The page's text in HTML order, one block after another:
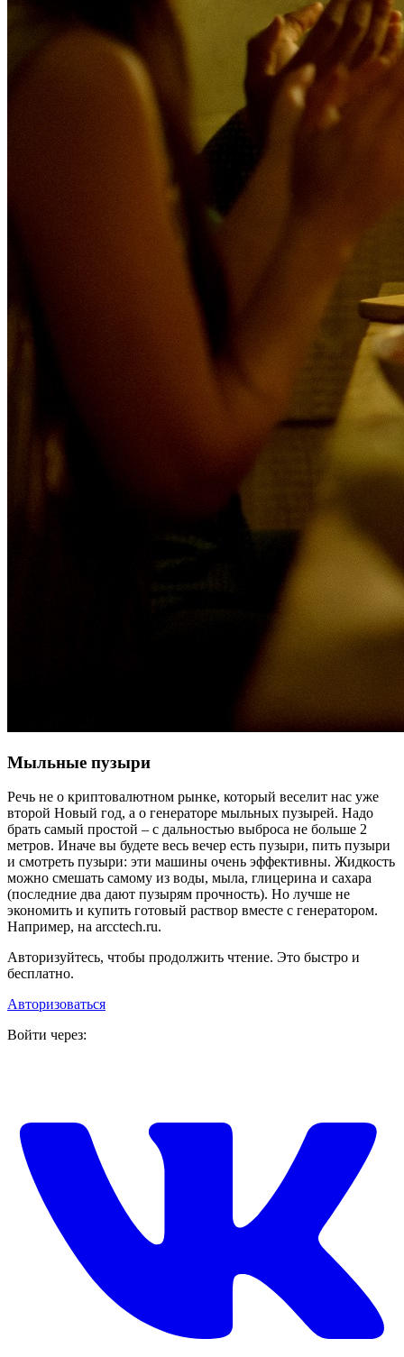
Мыльные пузыри
Речь не о криптовалютном рынке, который веселит нас уже
второй Новый год, а о генераторе мыльных пузырей. Надо
брать самый простой – с дальностью выброса не больше 2
метров. Иначе вы будете весь вечер есть пузыри, пить пузыри
и смотреть пузыри: эти машины очень эффективны. Жидкость
можно смешать самому из воды, мыла, глицерина и сахара
(последние два дают пузырям прочность). Но лучше не
экономить и купить готовый раствор вместе с генератором.
Например, на arcctech.ru.
Авторизуйтесь, чтобы продолжить чтение. Это быстро и
бесплатно.
Авторизоваться
Войти через: